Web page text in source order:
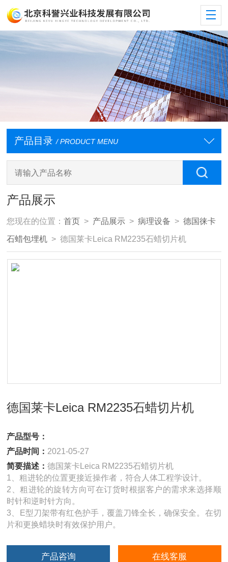
产品目录 / PRODUCT MENU
产品展示
您现在的位置：首页 > 产品展示 >病理设备 >德国徕卡
石蜡包埋机 > 德国莱卡Leica RM2235石蜡切片机
德国莱卡Leica RM2235石蜡切片机
产品型号：
产品时间： 2021-05-27
简要描述：德国莱卡Leica RM2235石蜡切片机
1、粗进轮的位置更接近操作者，符合人体工程学设计。
2、粗进轮的旋转方向可在订货时根据客户的需求来选择顺
时针和逆时针方向。
3、E型刀架带有红色护手，覆盖刀锋全长，确保安全。在切
片和更换蜡块时有效保护用户。
产品咨询 在线客服